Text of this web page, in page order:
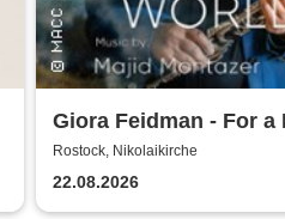
Giora Feidman - For a
World
Rostock, Nikolaikirche
22.08.2026